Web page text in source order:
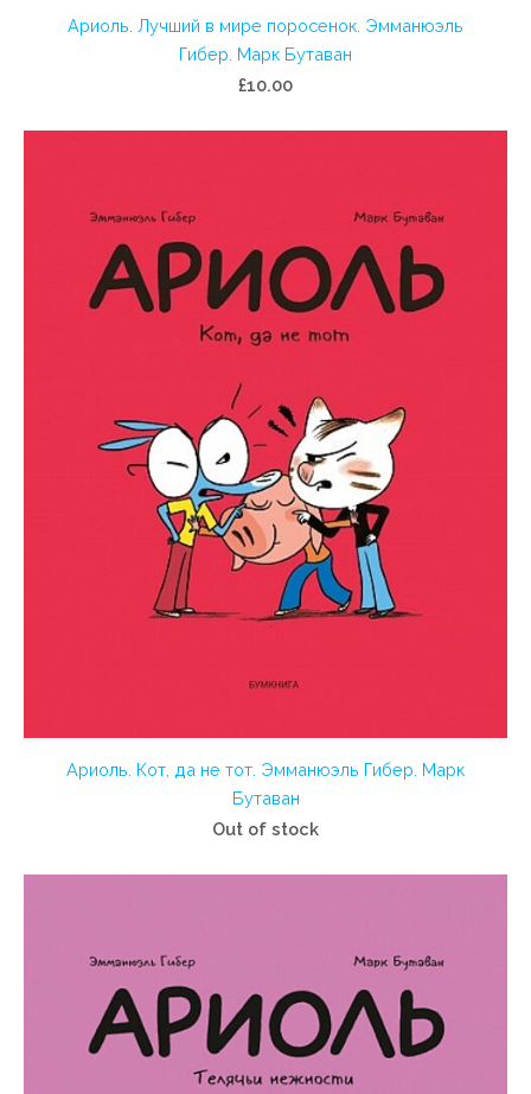
Ариоль. Лучший в мире поросенок. Эмманюэль
Гибер. Марк Бутаван
£10.00
Ариоль. Кот, да не тот. Эмманюэль Гибер. Марк
Бутаван
Out of stock